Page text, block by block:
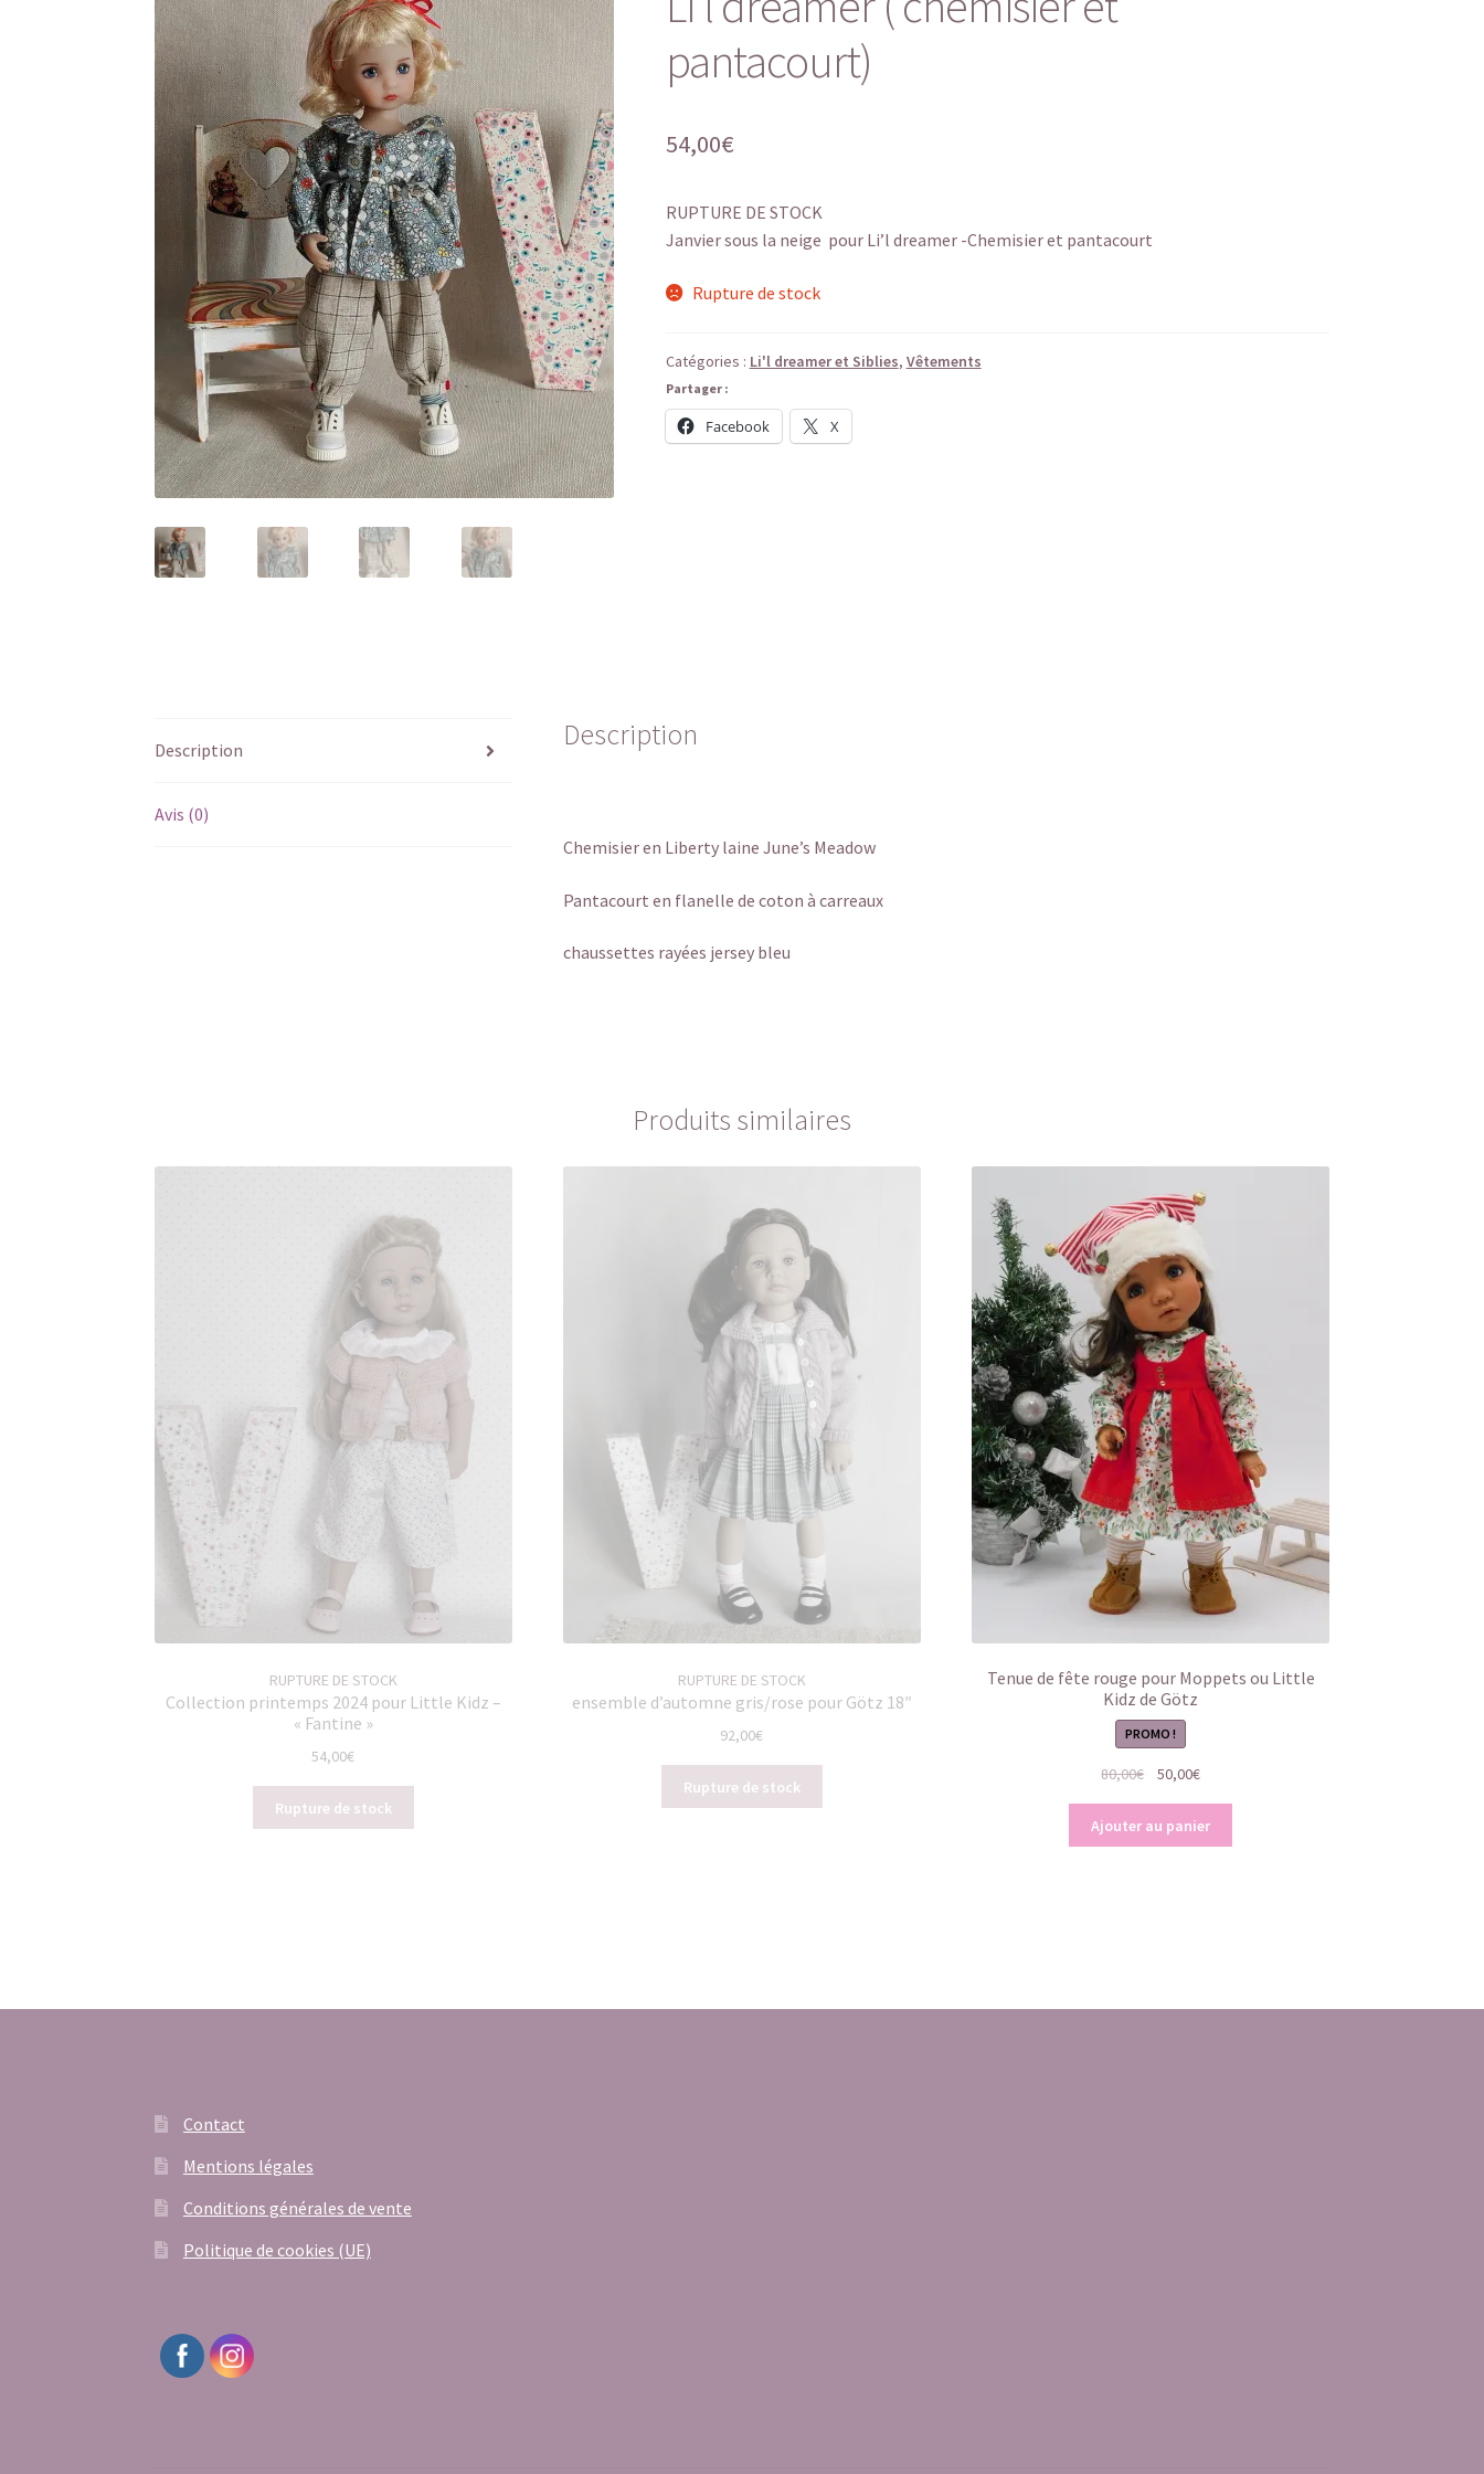
pantacourt)
54,00€
RUPTURE DE STOCK
Janvier sous la neige pour Li’l dreamer -Chemisier et pantacourt
Rupture de stock
Catégories : Li'l dreamer et Siblies, Vêtements
Partager :
Facebook X
Description
Avis (0)
Description
Chemisier en Liberty laine June’s Meadow
Pantacourt en flanelle de coton à carreaux
chaussettes rayées jersey bleu
Produits similaires
RUPTURE DE STOCK
Collection printemps 2024 pour Little Kidz –
« Fantine »
54,00€
Rupture de stock
RUPTURE DE STOCK
ensemble d’automne gris/rose pour Götz 18″
92,00€
Rupture de stock
Tenue de fête rouge pour Moppets ou Little
Kidz de Götz
PROMO !
80,00€
Le
initial
était :
50,00€Le
actuel
est :
Ajouter au panier
Contact
Mentions légales
Conditions générales de vente
Politique de cookies (UE)